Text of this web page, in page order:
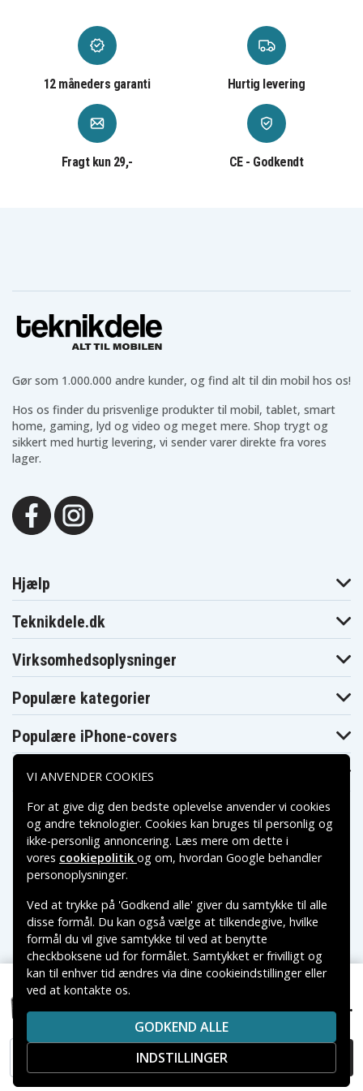
699 kr.
TILFØJ TIL KURV
12 måneders garanti Hurtig levering
Fragt kun 29,- CE - Godkendt
Gør som 1.000.000 andre kunder, og find alt til din mobil hos os!
Hos os finder du prisvenlige produkter til mobil, tablet, smart
home, gaming, lyd og video og meget mere. Shop trygt og
sikkert med hurtig levering, vi sender varer direkte fra vores
lager.
Hjælp
Teknikdele.dk
Virksomhedsoplysninger
Populære kategorier
Populære iPhone-covers
Populære Samsung-covers
Betalingsmuligheder
Leveringsmuligheder
Copyright © 2026, Spares Nordic AB
VAREMÆRKER NÆVNT PÅ DETTE WEB TILHØRER DE
RESPEKTIVE VAREMÆRKERS-EJER.
VI ANVENDER COOKIES
For at give dig den bedste oplevelse anvender vi cookies
og andre teknologier. Cookies kan bruges til personlig og
ikke-personlig annoncering. Læs mere om dette i
vores cookiepolitik og om, hvordan Google behandler
personoplysninger.
Ved at trykke på 'Godkend alle' giver du samtykke til alle
disse formål. Du kan også vælge at tilkendegive, hvilke
formål du vil give samtykke til ved at benytte
checkboksene ud for formålet. Samtykket er frivilligt og
kan til enhver tid ændres via dine cookieindstillinger eller
ved at kontakte os.
INDSTILLINGER
GODKEND ALLE